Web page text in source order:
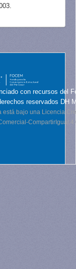
con recursos del
reservados DH
está bajo una Licencia
CompartirIgual